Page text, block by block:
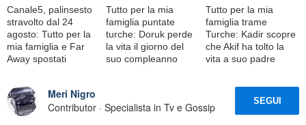
Canale5, palinsesto
stravolto dal 24
agosto: Tutto per la
mia famiglia e Far
Away spostati
Tutto per la mia
famiglia puntate
turche: Doruk perde
la vita il giorno del
suo compleanno
Tutto per la mia
famiglia trame
Turche: Kadir scopre
che Akif ha tolto la
vita a suo padre
Meri Nigro
Contributor · Specialista in Tv e Gossip
SEGUI